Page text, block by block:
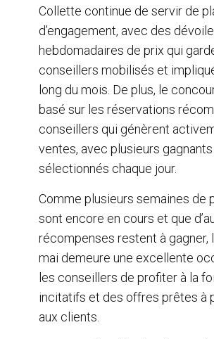
Collette continue de servir de
d’engagement, avec des
hebdomadaires de prix qui
conseillers mobilisés et
long du mois. De plus, le
basé sur les réservations
conseillers qui génèrent
ventes, avec plusieurs gagnants
sélectionnés chaque jour.
Comme plusieurs semaines de
sont encore en cours et que
récompenses restent à gagner,
mai demeure une excellente
les conseillers de profiter à la
incitatifs et des offres prêtes à
aux clients.